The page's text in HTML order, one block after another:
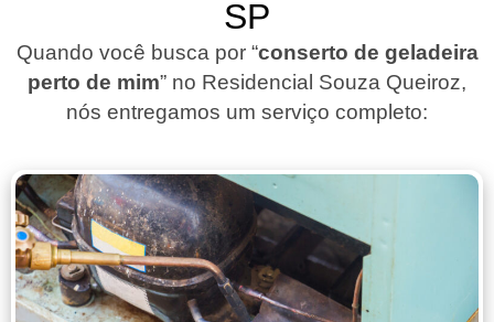
SP
Quando você busca por “conserto de geladeira
perto de mim” no Residencial Souza Queiroz,
nós entregamos um serviço completo: